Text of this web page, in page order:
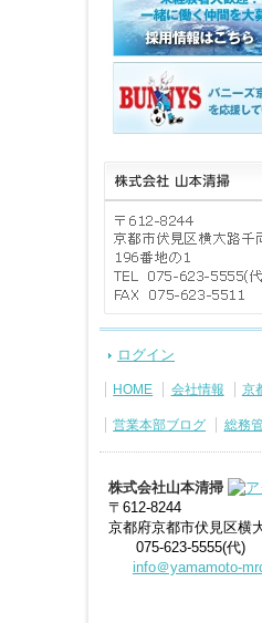
ログイン
HOME 会社情報 京
営業本部ブログ 総務
株式会社山本清掃
〒612-8244
京都府京都市伏見区横
075-623-5555(
info＠yamamoto-